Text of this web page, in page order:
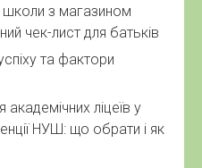
школи з магазином
чек-лист для батьків
та фактори
ліцеїв у
НУШ: що обрати і як